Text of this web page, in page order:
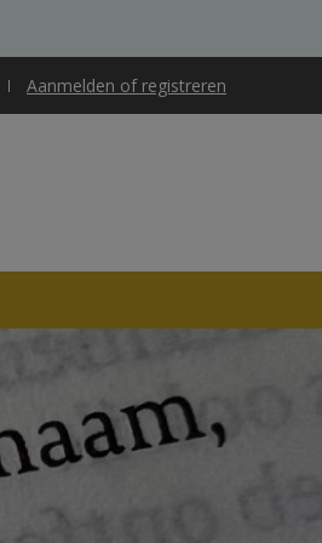
Aanmelden of registreren